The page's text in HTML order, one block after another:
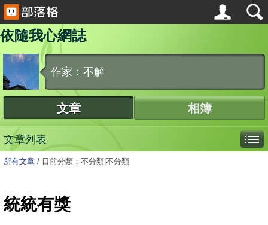
依隨我心網誌
作家：不解
文章 相簿
文章列表
所有文章 / 目前分類：不分類|不分類
統統有獎